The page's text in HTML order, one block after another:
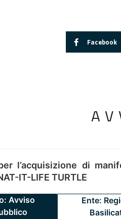
Facebook
l’acquisizione di
IT-LIFE TURTLE
Avviso
Ente: